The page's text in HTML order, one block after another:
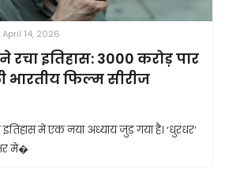
April 14, 2026
इतिहास: 3000 करोड़ पार
भारतीय फिल्म सीरीज
में एक नया अध्याय जुड़ गया है। ‘धुरंधर’
मे�